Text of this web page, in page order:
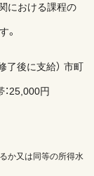
における課程の
。
了後に支給） 市町
25,000円
か又は同等の所得水